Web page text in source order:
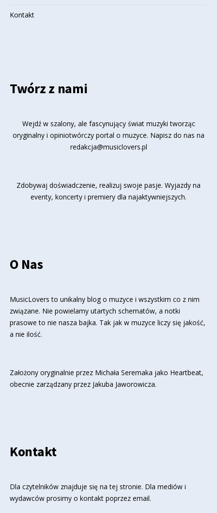
Kontakt
Twórz z nami
Wejdź w szalony, ale fascynujący świat muzyki tworząc
oryginalny i opiniotwórczy portal o muzyce. Napisz do nas na
redakcja@musiclovers.pl
Zdobywaj doświadczenie, realizuj swoje pasje. Wyjazdy na
eventy, koncerty i premiery dla najaktywniejszych.
O Nas
MusicLovers to unikalny blog o muzyce i wszystkim co z nim
związane. Nie powielamy utartych schematów, a notki
prasowe to nie nasza bajka. Tak jak w muzyce liczy się jakość,
a nie ilość.
Założony oryginalnie przez Michała Seremaka jako Heartbeat,
obecnie zarządzany przez Jakuba Jaworowicza.
Kontakt
Dla czytelników znajduje się na tej stronie. Dla mediów i
wydawców prosimy o kontakt poprzez email.